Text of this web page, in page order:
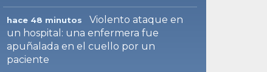
hace 48 minutos
Violento ataque en
un hospital: una enfermera fue
apuñalada en el cuello por un
paciente